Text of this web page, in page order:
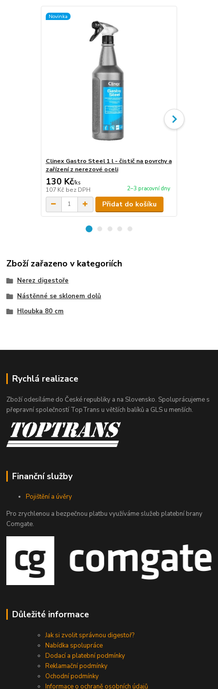
Novinka
Clinex Gastro Steel 1 l - čistič na povrchy a
zařízení z nerezové oceli
130 Kč/ks
107 Kč bez DPH 2–3 pracovní dny
Přidat do košíku
Zboží zařazeno v kategoriích
Nerez digestoře
Nástěnné se sklonem dolů
Hloubka 80 cm
Rychlá realizace
Zboží odesíláme do České republiky a na Slovensko. Spoluprácujeme s
přepravní společností TopTrans u větších balíků a GLS u menších.
Finanční služby
Pojištění a úvěry
Pro zrychlenou a bezpečnou platbu využíváme služeb platební brany
Comgate.
Důležité informace
Jak si zvolit správnou digestoř?
Nabídka spolupráce
Dodací a platební podmínky
Reklamační podmínky
Ochodní podmínky
Informace o ochraně osobních údajů